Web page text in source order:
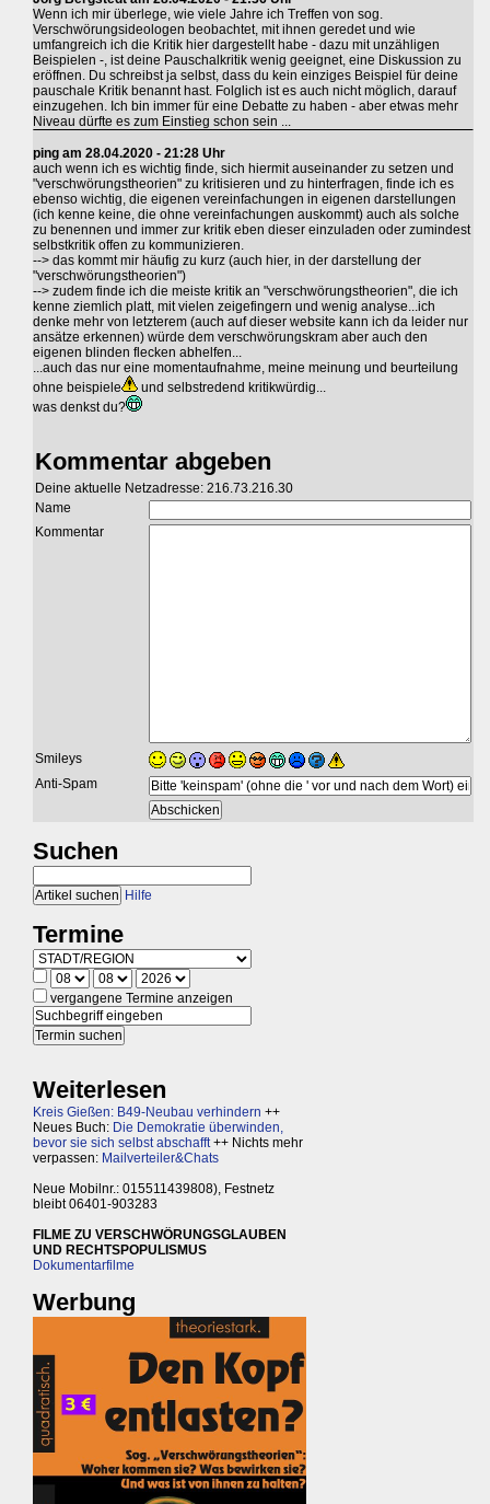
Wenn ich mir überlege, wie viele Jahre ich Treffen von sog.
Verschwörungsideologen beobachtet, mit ihnen geredet und wie
umfangreich ich die Kritik hier dargestellt habe - dazu mit unzähligen
Beispielen -, ist deine Pauschalkritik wenig geeignet, eine Diskussion zu
eröffnen. Du schreibst ja selbst, dass du kein einziges Beispiel für deine
pauschale Kritik benannt hast. Folglich ist es auch nicht möglich, darauf
einzugehen. Ich bin immer für eine Debatte zu haben - aber etwas mehr
Niveau dürfte es zum Einstieg schon sein ...
ping am 28.04.2020 - 21:28 Uhr
auch wenn ich es wichtig finde, sich hiermit auseinander zu setzen und
"verschwörungstheorien" zu kritisieren und zu hinterfragen, finde ich es
ebenso wichtig, die eigenen vereinfachungen in eigenen darstellungen
(ich kenne keine, die ohne vereinfachungen auskommt) auch als solche
zu benennen und immer zur kritik eben dieser einzuladen oder zumindest
selbstkritik offen zu kommunizieren.
--> das kommt mir häufig zu kurz (auch hier, in der darstellung der
"verschwörungstheorien")
--> zudem finde ich die meiste kritik an "verschwörungstheorien", die ich
kenne ziemlich platt, mit vielen zeigefingern und wenig analyse...ich
denke mehr von letzterem (auch auf dieser website kann ich da leider nur
ansätze erkennen) würde dem verschwörungskram aber auch den
eigenen blinden flecken abhelfen...
...auch das nur eine momentaufnahme, meine meinung und beurteilung
ohne beispiele
und selbstredend kritikwürdig...
was denkst du?
Kommentar abgeben
Deine aktuelle Netzadresse: 216.73.216.30
Name
Kommentar
Smileys
Anti-Spam
Suchen
Hilfe
Termine
vergangene Termine anzeigen
Weiterlesen
Kreis Gießen: B49-Neubau verhindern ++
Neues Buch: Die Demokratie überwinden,
bevor sie sich selbst abschafft++ Nichts mehr
verpassen: Mailverteiler&Chats
Neue Mobilnr.: 015511439808), Festnetz
bleibt 06401-903283
FILME ZU VERSCHWÖRUNGSGLAUBEN
UND RECHTSPOPULISMUS
Dokumentarfilme
Werbung